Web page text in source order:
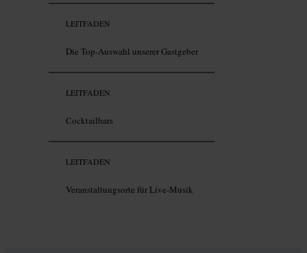
LEITFADEN
Die Top-Auswahl unserer Gastgeber
LEITFADEN
Cocktailbars
LEITFADEN
Veranstaltungsorte für Live-Musik